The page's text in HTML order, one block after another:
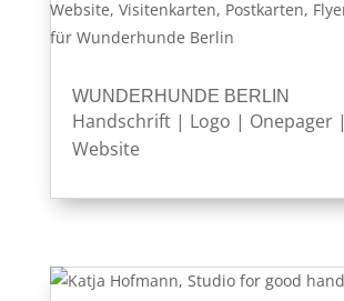
WUNDERHUNDE BERLIN
Handschrift| Logo | Onepager|
Website